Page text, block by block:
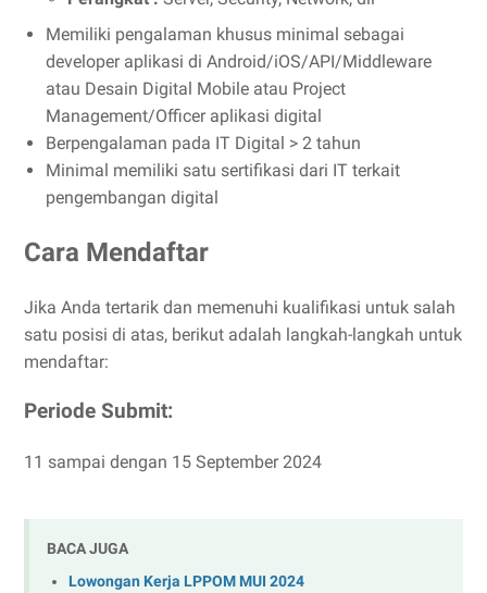
Memiliki pengalaman khusus minimal sebagai
developer aplikasi di Android/iOS/API/Middleware
atau Desain Digital Mobile atau Project
Management/Officer aplikasi digital
Berpengalaman pada IT Digital > 2 tahun
Minimal memiliki satu sertifikasi dari IT terkait
pengembangan digital
Cara Mendaftar
Jika Anda tertarik dan memenuhi kualifikasi untuk salah
satu posisi di atas, berikut adalah langkah-langkah untuk
mendaftar:
Periode Submit:
11 sampai dengan 15 September 2024
BACA JUGA
Lowongan Kerja LPPOM MUI 2024